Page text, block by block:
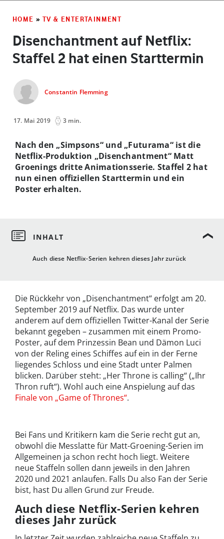
HOME » TV & ENTERTAINMENT
Disenchantment auf Netflix:
Staffel 2 hat einen Starttermin
Constantin Flemming
17. Mai 2019 3 min.
Auch diese Netflix-Serien kehren dieses Jahr zurück
Nach den „Simpsons“ und „Futurama“ ist die
Netflix-Produktion „Disenchantment“ Matt
Groenings dritte Animationsserie. Staffel 2 hat
nun einen offiziellen Starttermin und ein
Poster erhalten.
Die Rückkehr von „Disenchantment“ erfolgt am 20.
September 2019 auf Netflix. Das wurde unter
anderem auf dem offiziellen Twitter-Kanal der Serie
bekannt gegeben – zusammen mit einem Promo-
Poster, auf dem Prinzessin Bean und Dämon Luci
von der Reling eines Schiffes auf ein in der Ferne
liegendes Schloss und eine Stadt unter Palmen
blicken. Darüber steht: „Her Throne is calling“ („Ihr
Thron ruft“). Wohl auch eine Anspielung auf das
Finale von „Game of Thrones“.
Bei Fans und Kritikern kam die Serie recht gut an,
obwohl die Messlatte für Matt-Groening-Serien im
Allgemeinen ja schon recht hoch liegt. Weitere
neue Staffeln sollen dann jeweils in den Jahren
2020 und 2021 anlaufen. Falls Du also Fan der Serie
bist, hast Du allen Grund zur Freude.
Auch diese Netflix-Serien kehren
dieses Jahr zurück